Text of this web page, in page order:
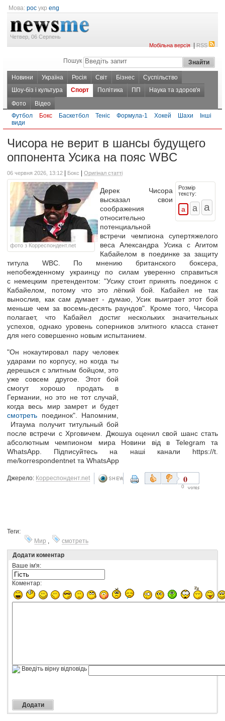
Мова: рос укр eng
Четвер, 06 Серпень
Мобільна версія|RSS
Пошук
Новини Україна Росія Світ Бізнес
Суспільство
Шоу-біз і культура
Спорт Політика ПП
Наука та здоров'я
Фото
Відео
Футбол
Бокс Баскетбол Теніс Формула-1 Хокей Шахи
Інші
види
Чисора не верит в шансы будущего
оппонента Усика на пояс WBC
06 червня 2026, 13:12 Бокс Оригінал статті
фото з Корреспондент.net
Розмір
тексту:
Дерек Чисора
высказал свои
соображения
относительно
потенциальной
встречи чемпиона супертяжелого
веса Александра Усика с Агитом
Кабайелом в поединке за защиту
титула WBC. По мнению британского боксера,
непобежденному украинцу по силам уверенно справиться
с немецким претендентом: "Усику стоит принять поединок с
Кабайелом, потому что это лёгкий бой. Кабайел не так
вынослив, как сам думает - думаю, Усик выиграет этот бой
меньше чем за восемь-десять раундов". Кроме того, Чисора
полагает, что Кабайел достиг нескольких значительных
успехов, однако уровень соперников элитного класса станет
для него совершенно новым испытанием.
"Он нокаутировал пару человек
ударами по корпусу, но когда ты
дерешься с элитным бойцом, это
уже совсем другое. Этот бой
смогут хорошо продать в
Германии, но это не тот случай,
когда весь мир замрет и будет
смотреть поединок". Напомним,
Итаума получит титульный бой
после встречи с Хрговичем. Джошуа оценил свой шанс стать
абсолютным чемпионом мира Новини від в Telegram та
WhatsApp. Підписуйтесь на наші канали https://t.
me/korrespondentnet та WhatsApp
Джерело: Корреспондент.net 0
0
Теги:
Мир ,
смотреть
Додати коментар
Ваше ім'я:
Коментар:
Введіть вірну відповідь